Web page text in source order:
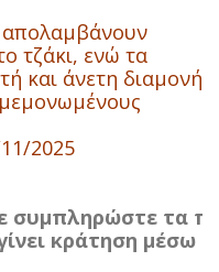
απολαμβάνουν
τζάκι, ενώ τα
και άνετη διαμονή
μεμονωμένους
2025
συμπληρώστε τα
κράτηση μέσω